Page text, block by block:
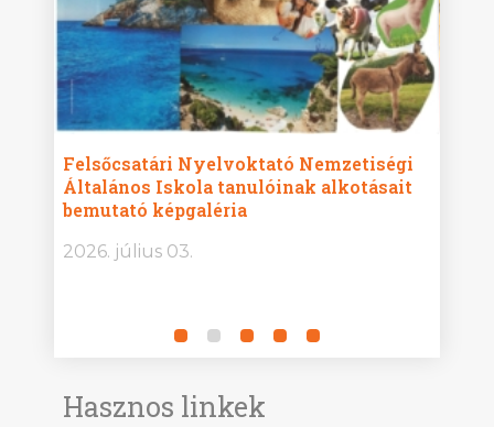
Felsőcsatári Nyelvoktató Nemzetiségi
Általános Iskola tanulóinak alkotásait
bemutató képgaléria
2026. július 03.
Hasznos linkek